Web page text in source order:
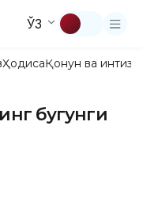
ЎЗ
ҲодисаҚонун ва
бугунги